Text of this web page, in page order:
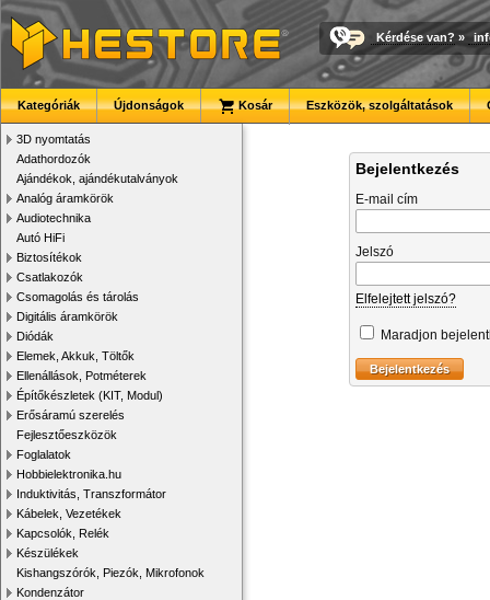
Kérdése van? »
Kategóriák Újdonságok Kosár Eszközök, szolgáltatások
3D nyomtatás
Adathordozók
Ajándékok, ajándékutalványok
Analóg áramkörök
Audiotechnika
Autó HiFi
Biztosítékok
Csatlakozók
Csomagolás és tárolás
Digitális áramkörök
Diódák
Elemek, Akkuk, Töltők
Ellenállások, Potméterek
Építőkészletek (KIT, Modul)
Erősáramú szerelés
Fejlesztőeszközök
Foglalatok
Hobbielektronika.hu
Induktivitás, Transzformátor
Kábelek, Vezetékek
Kapcsolók, Relék
Készülékek
Kishangszórók, Piezók, Mikrofonok
Kondenzátor
Bejelentkezés
E-mail cím
Jelszó
Elfelejtett jelszó?
Maradjon